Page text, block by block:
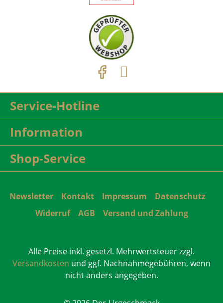
Service-Hotline
Information
Shop-Service
Newsletter Kontakt Impressum
Datenschutz
Widerruf
AGB Versand und Zahlung
Alle Preise inkl. gesetzl. Mehrwertsteuer zzgl.
Versandkosten und ggf. Nachnahmegebühren, wenn
nicht anders angegeben.